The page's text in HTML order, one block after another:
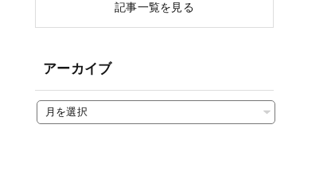
記事一覧を見る
アーカイブ